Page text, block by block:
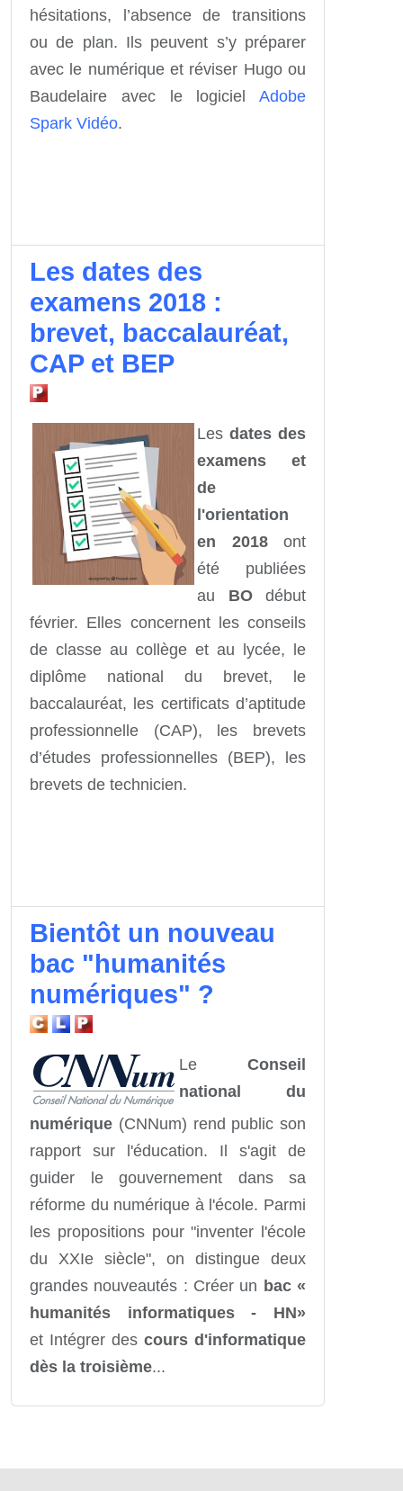
hésitations, l’absence de transitions
ou de plan. Ils peuvent s’y préparer
avec le numérique et réviser Hugo ou
Baudelaire avec le logiciel Adobe
Spark Vidéo.
Les dates des
examens 2018 :
brevet, baccalauréat,
CAP et BEP
Les dates des
examens et
de
l'orientation
en 2018ont
été publiées
au BOdébut
février. Elles concernent les conseils
de classe au collège et au lycée, le
diplôme national du brevet, le
baccalauréat, les certificats d’aptitude
professionnelle (CAP), les brevets
d’études professionnelles (BEP), les
brevets de technicien.
Bientôt un nouveau
bac "humanités
numériques" ?
Le Conseil
national du
numérique (CNNum) rend public son
rapport sur l'éducation. Il s'agit de
guider le gouvernement dans sa
réforme du numérique à l'école. Parmi
les propositions pour "inventer l'école
du XXIe siècle", on distingue deux
grandes nouveautés : Créer un bac «
humanités informatiques - HN»
et Intégrer des cours d'informatique
dès la troisième...